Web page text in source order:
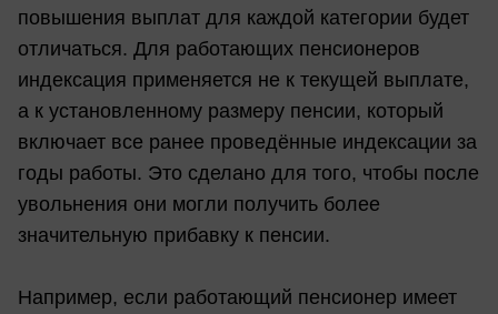
повышения выплат для каждой категории будет
отличаться. Для работающих пенсионеров
индексация применяется не к текущей выплате,
а к установленному размеру пенсии, который
включает все ранее проведённые индексации за
годы работы. Это сделано для того, чтобы после
увольнения они могли получить более
значительную прибавку к пенсии.
Например, если работающий пенсионер имеет